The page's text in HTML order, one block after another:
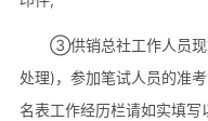
③供销总社工作人员现
处理)，参加笔试人员的准
名表工作经历栏请如实填